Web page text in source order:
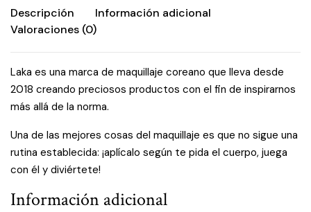
Descripción
Información adicional
Valoraciones (0)
Laka es una marca de maquillaje coreano que lleva desde
2018 creando preciosos productos con el fin de inspirarnos
más allá de la norma.
Una de las mejores cosas del maquillaje es que no sigue una
rutina establecida: ¡aplícalo según te pida el cuerpo, juega
con él y diviértete!
Información adicional